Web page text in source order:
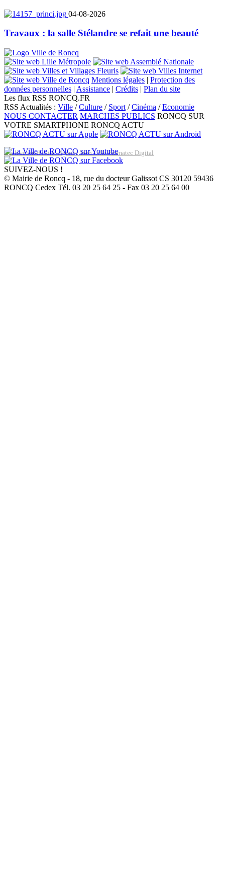
04-08-2026
Travaux : la salle Stélandre se refait une beauté
Mentions légales | Protection des
données personnelles | Assistance | Crédits | Plan du site
Les flux RSS RONCQ.FR
RSS Actualités : Ville /Culture / Sport /Cinéma /Economie
NOUS CONTACTER MARCHES PUBLICS RONCQ SUR
VOTRE SMARTPHONE RONCQ ACTU
Réalisation du site: Agence Web Lille Promatec Digital
SUIVEZ-NOUS !
© Mairie de Roncq - 18, rue du docteur Galissot CS 30120 59436
RONCQ Cedex Tél. 03 20 25 64 25 - Fax 03 20 25 64 00